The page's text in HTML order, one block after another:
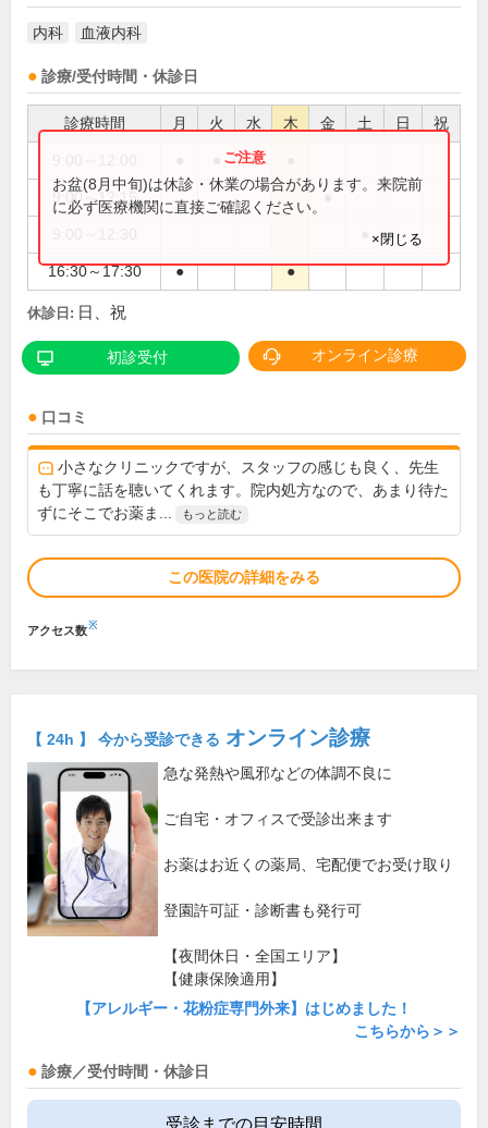
内科 血液内科
診療/受付時間・休診日
診療時間 月 火 水 木 金 土 日 祝
●
9:00～12:15 ●
16:30～17:30 ● ●
お盆(8月中旬)は休診・休業の場合があります。来院前
に必ず医療機関に直接ご確認ください。
×閉じる
休診日: 日、祝
初診受付 オンライン診療
口コミ
小さなクリニックですが、スタッフの感じも良く、先生
も丁寧に話を聴いてくれます。院内処方なので、あまり待た
ずにそこでお薬ま...
もっと読む
この医院の詳細をみる
アクセス数※
【 24h 】 今から受診できる オンライン診療
急な発熱や風邪などの体調不良に
ご自宅・オフィスで受診出来ます
お薬はお近くの薬局、宅配便でお受け取り
登園許可証・診断書も発行可
【夜間休日・全国エリア】
【健康保険適用】
【アレルギー・花粉症専門外来】はじめました！
こちらから＞＞
診療／受付時間・休診日